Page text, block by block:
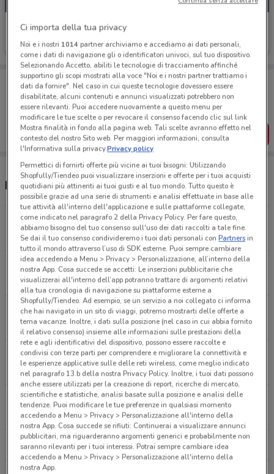
Fiorella Rubino
Scade il 20/08
Porta DoveConviene sempre con te!
Puoi trovare le migliori offerte dei negozi vicino a te,
salvarle e creare la tua lista del risparmio, comodamente
dal tuo cellulare.
SCARICA L’APP
Negozi Fiorella Rubino nelle vicinanze
Via Belsiana 52 Roma
3.8 km
Via Pollio 50 Roma
7.4 km
Via A. Lionello 201 Roma
8.2 km
Via M. Rigamonti 100 Roma
11.4 km
Via Tuscolana 865/B Roma
12.1 km
Tutti i negozi Fiorella Rubino
Ci importa della tua privacy
Noi e i nostri 1014partner archiviamo e accediamo ai dati personali,
come i dati di navigazione gli o identificatori univoci, sul tuo dispositivo.
Selezionando Accetto, abiliti le tecnologie di tracciamento affinché
supportino gli scopi mostrati alla voce "Noi e i nostri partner trattiamo i
dati da fornire". Nel caso in cui queste tecnologie dovessero essere
disabilitate, alcuni contenuti e annunci visualizzati potrebbero non
essere rilevanti. Puoi accedere nuovamente a questo menu per
modificare le tue scelte o per revocare il consenso facendo clic sul link
Mostra finalità in fondo alla pagina web. Tali scelte avranno effetto nel
contesto del nostro Sito web. Per maggiori informazioni, consulta
l'Informativa sulla privacy.Privacy policy
Permettici di fornirti offerte più vicine ai tuoi bisogni: Utilizzando
Shopfully/Tiendeo puoi visualizzare inserzioni e offerte per i tuoi acquisti
quotidiani più attinenti ai tuoi gusti e al tuo mondo. Tutto questo è
possibile grazie ad una serie di strumenti e analisi effettuate in base alle
tue attività all'interno dell'applicazione e sulle piattaforme collegate,
come indicato nel paragrafo 2 della Privacy Policy. Per fare questo,
abbiamo bisogno del tuo consenso sull'uso dei dati raccolti a tale fine.
Se dai il tuo consenso condivideremo i tuoi dati personali conPartnersin
tutto il mondo attraverso l’uso di SDK esterne. Puoi sempre cambiare
idea accedendo a Menu > Privacy > Personalizzazione, all’interno della
nostra App. Cosa succede se accetti: Le inserzioni pubblicitarie che
visualizzerai all'interno dell’app potranno trattare di argomenti relativi
alla tua cronologia di navigazione su piattaforme esterne a
Shopfully/Tiendeo. Ad esempio, se un servizio a noi collegato ci informa
che hai navigato in un sito di viaggi, potremo mostrarti delle offerte a
tema vacanze. Inoltre, i dati sulla posizione (nel caso in cui abbia fornito
il relativo consenso) insieme alle informazioni sulle prestazioni della
rete e agli identificativi del dispositivo, possono essere raccolte e
condivisi con terze parti per comprendere e migliorare la connettività e
le esperienze applicative sulle delle reti wireless, come meglio indicato
nel paragrafo 13.b della nostra Privacy Policy. Inoltre, i tuoi dati possono
anche essere utilizzati per la creazione di report, ricerche di mercato,
scientifiche e statistiche, analisi basate sulla posizione e analisi delle
tendenze. Puoi modificare le tue preferenze in qualsiasi momento
accedendo a Menu > Privacy > Personalizzazione all'interno della
nostra App. Cosa succede se rifiuti: Continuerai a visualizzare annunci
pubblicitari, ma riguarderanno argomenti generici e probabilmente non
saranno rilevanti per i tuoi interessi. Potrai sempre cambiare idea
accedendo a Menu > Privacy > Personalizzazione all'interno della
nostra App.